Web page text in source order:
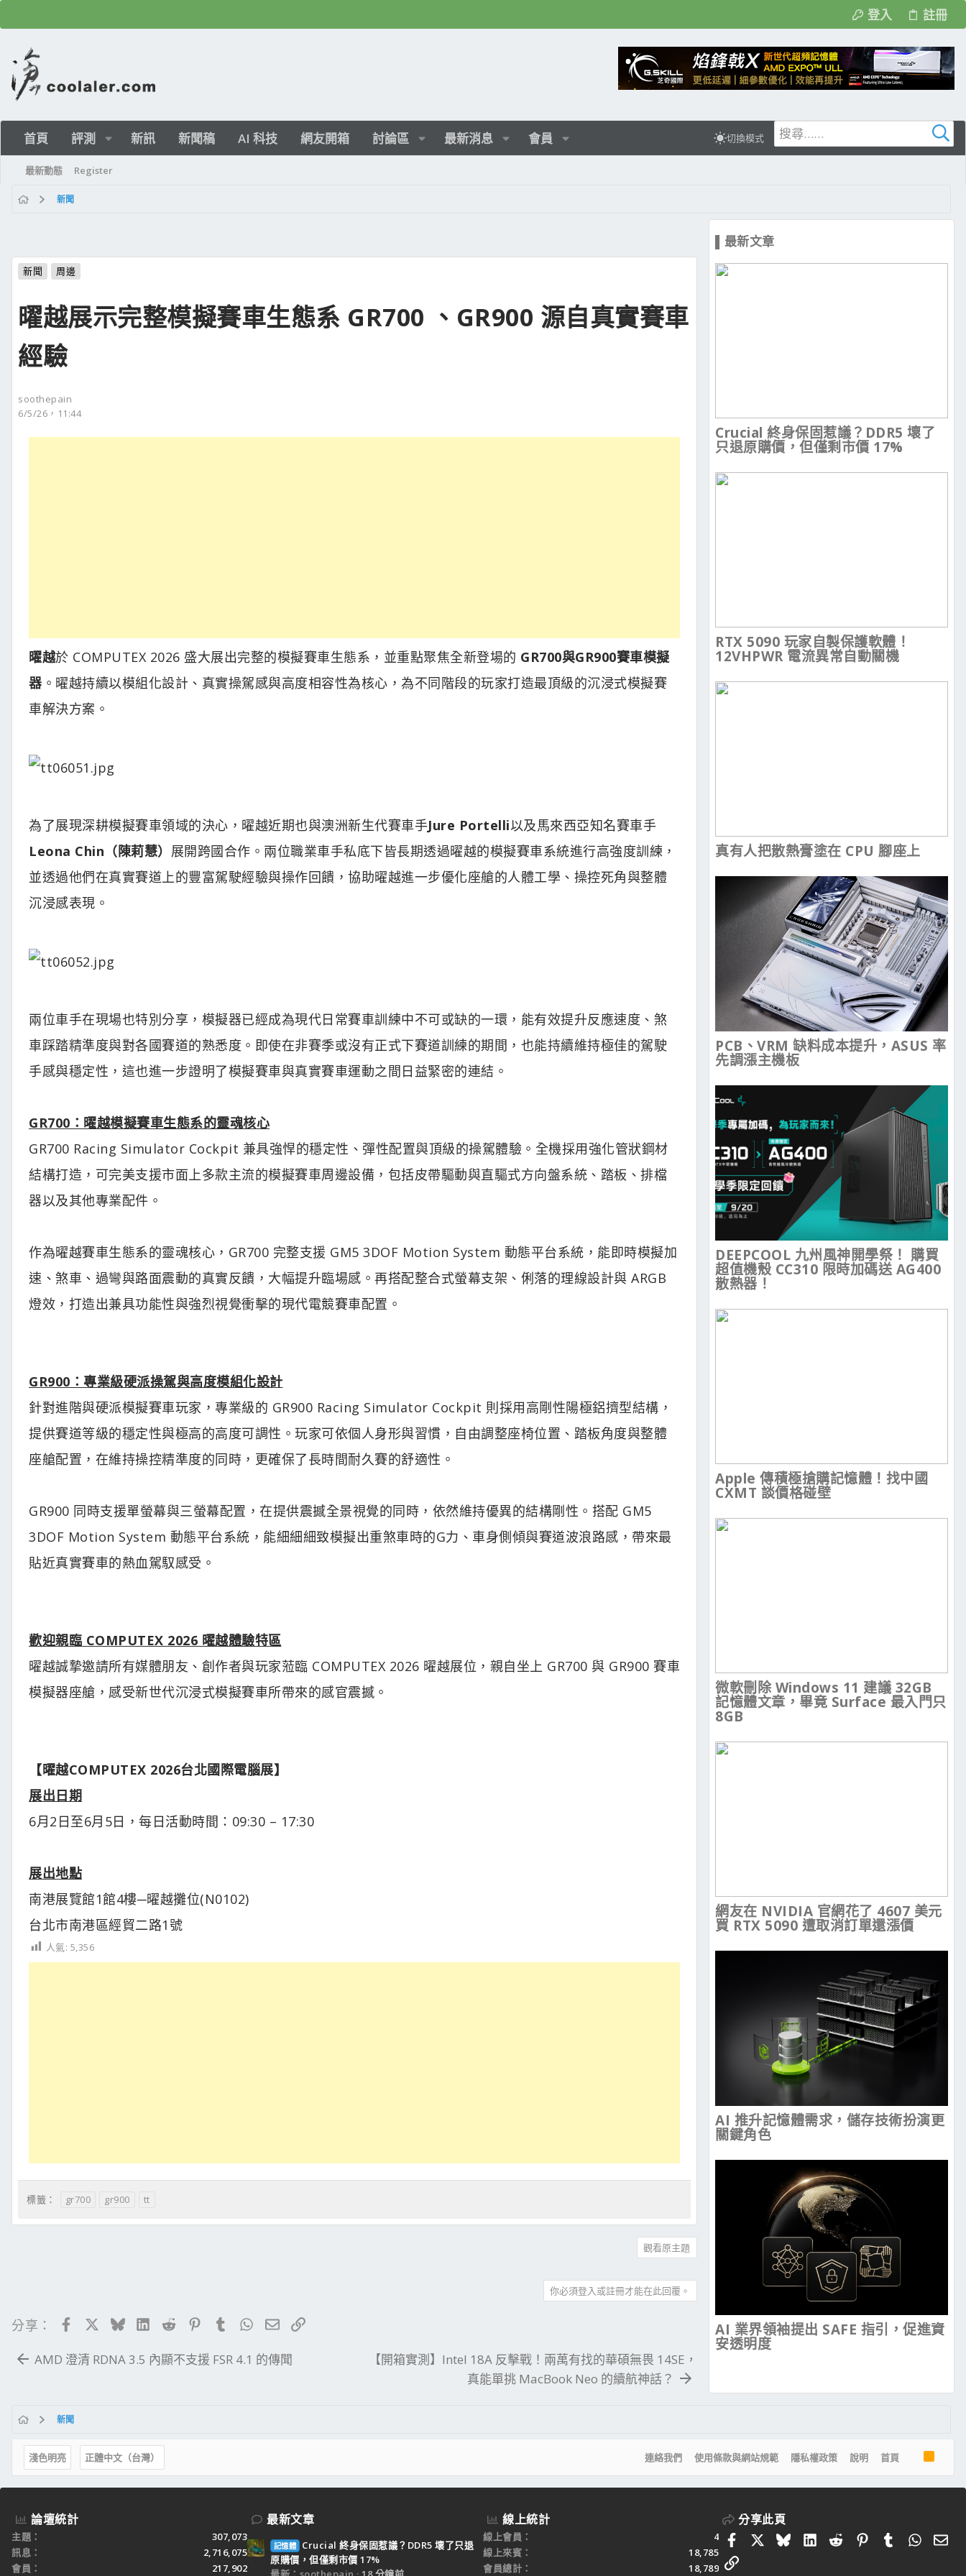
登入 註冊
首頁 評測 新訊 新聞稿 AI 科技 網友開箱 討論區 最新消息 會員 切換模式
最新動態 Register
新聞
新聞 周邊
曜越展示完整模擬賽車生態系 GR700 、GR900 源自真實賽車
經驗
soothepain
6/5/26，11:44
曜越於 COMPUTEX 2026 盛大展出完整的模擬賽車生態系，並重點聚焦全新登場的 GR700與GR900賽車模擬
器 。曜越持續以模組化設計、真實操駕感與高度相容性為核心，為不同階段的玩家打造最頂級的沉浸式模擬賽
車解決方案。
為了展現深耕模擬賽車領域的決心，曜越近期也與澳洲新生代賽車手Jure Portelli以及馬來西亞知名賽車手
Leona Chin（陳莉慧） 展開跨國合作。兩位職業車手私底下皆長期透過曜越的模擬賽車系統進行高強度訓練，
並透過他們在真實賽道上的豐富駕駛經驗與操作回饋，協助曜越進一步優化座艙的人體工學、操控死角與整體
沉浸感表現。
兩位車手在現場也特別分享，模擬器已經成為現代日常賽車訓練中不可或缺的一環，能有效提升反應速度、煞
車踩踏精準度與對各國賽道的熟悉度。即使在非賽季或沒有正式下賽道訓練的期間，也能持續維持極佳的駕駛
手感與穩定性，這也進一步證明了模擬賽車與真實賽車運動之間日益緊密的連結。
GR700：曜越模擬賽車生態系的靈魂核心
GR700 Racing Simulator Cockpit 兼具強悍的穩定性、彈性配置與頂級的操駕體驗。全機採用強化管狀鋼材
結構打造，可完美支援市面上多款主流的模擬賽車周邊設備，包括皮帶驅動與直驅式方向盤系統、踏板、排檔
器以及其他專業配件。
作為曜越賽車生態系的靈魂核心，GR700 完整支援 GM5 3DOF Motion System 動態平台系統，能即時模擬加
速、煞車、過彎與路面震動的真實反饋，大幅提升臨場感。再搭配整合式螢幕支架、俐落的理線設計與 ARGB
燈效，打造出兼具功能性與強烈視覺衝擊的現代電競賽車配置。
GR900：專業級硬派操駕與高度模組化設計
針對進階與硬派模擬賽車玩家，專業級的 GR900 Racing Simulator Cockpit 則採用高剛性陽極鋁擠型結構，
提供賽道等級的穩定性與極高的高度可調性。玩家可依個人身形與習慣，自由調整座椅位置、踏板角度與整體
座艙配置，在維持操控精準度的同時，更確保了長時間耐久賽的舒適性。
GR900 同時支援單螢幕與三螢幕配置，在提供震撼全景視覺的同時，依然維持優異的結構剛性。搭配 GM5
3DOF Motion System 動態平台系統，能細細細致模擬出重煞車時的G力、車身側傾與賽道波浪路感，帶來最
貼近真實賽車的熱血駕馭感受。
歡迎親臨 COMPUTEX 2026 曜越體驗特區
曜越誠摯邀請所有媒體朋友、創作者與玩家蒞臨 COMPUTEX 2026 曜越展位，親自坐上 GR700 與 GR900 賽車
模擬器座艙，感受新世代沉浸式模擬賽車所帶來的感官震撼。
【曜越COMPUTEX 2026台北國際電腦展】
展出日期
6月2日至6月5日，每日活動時間：09:30 – 17:30
展出地點
南港展覽館1館4樓─曜越攤位(N0102)
台北市南港區經貿二路1號
人氣: 5,356
標籤： gr700 gr900 tt
觀看原主題
你必須登入或註冊才能在此回覆。
分享： FacebookBlueskyLinkedIn
RedditPinterestTumblrWhatsApp
電子郵件
連結
AMD 澄清 RDNA 3.5 內顯不支援 FSR 4.1 的傳聞
【開箱實測】Intel 18A 反擊戰！兩萬有找的華碩無畏 14SE，
真能單挑 MacBook Neo 的續航神話？
▌最新文章
Crucial 終身保固惹議？DDR5 壞了
只退原購價，但僅剩市價 17%
RTX 5090 玩家自製保護軟體！
12VHPWR 電流異常自動關機
真有人把散熱膏塗在 CPU 腳座上
PCB、VRM 缺料成本提升，ASUS 率
先調漲主機板
DEEPCOOL 九州風神開學祭！ 購買
超值機殼 CC310 限時加碼送 AG400
散熱器！
Apple 傳積極搶購記憶體！找中國
CXMT 談價格碰壁
微軟刪除 Windows 11 建議 32GB
記憶體文章，畢竟 Surface 最入門只
8GB
網友在 NVIDIA 官網花了 4607 美元
買 RTX 5090 遭取消訂單還漲價
AI 推升記憶體需求，儲存技術扮演更
關鍵角色
AI 業界領袖提出 SAFE 指引，促進資
安透明度
新聞
淺色明亮 正體中文（台灣） 連絡我們 使用條款與網站規範 隱私權政策 說明 首頁
S
論壇統計
主題
307,073
訊息
2,716,075
會員
217,902
最新文章
記憶體
Crucial 終身保固惹議？DDR5 壞了只退
原購價，但僅剩市價 17%
線上統計
線上會員
4
線上來賓
18,785
會員總計
18,789
分享此頁
FacebookBlueskyLinkedIn
RedditPinterestTumblr 電
連結